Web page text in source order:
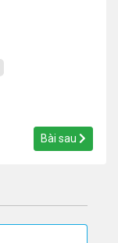
Bài sau